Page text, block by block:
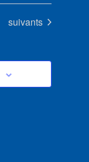
Évènements
suivants